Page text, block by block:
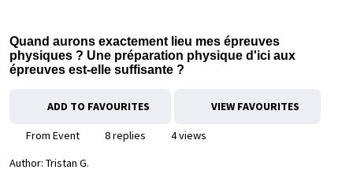
Quand aurons exactement lieu mes épreuves
physiques ? Une préparation physique d'ici aux
épreuves est-elle suffisante ?
ADD TO FAVOURITES VIEW FAVOURITES
From Event 8 replies
4 views
Author: Tristan G.